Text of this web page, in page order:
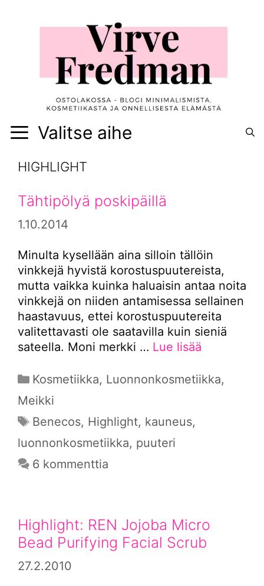
Valitse aihe
HIGHLIGHT
Tähtipölyä poskipäillä
1.10.2014
Minulta kysellään aina silloin tällöin
vinkkejä hyvistä korostuspuutereista,
mutta vaikka kuinka haluaisin antaa noita
vinkkejä on niiden antamisessa sellainen
haastavuus, ettei korostuspuutereita
valitettavasti ole saatavilla kuin sieniä
sateella. Moni merkki … Lue lisää
Kategoriat
Kosmetiikka, Luonnonkosmetiikka,
Meikki
Avainsanat
Benecos, Highlight, kauneus,
luonnonkosmetiikka, puuteri
6 kommenttia
Highlight: REN Jojoba Micro
Bead Purifying Facial Scrub
27.2.2010